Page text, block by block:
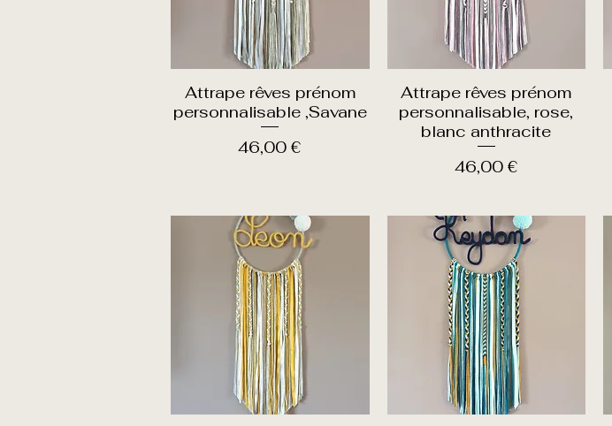
Aperçu rapide
Attrape rêves prénom
personnalisable ,Savane
Prix
46,00 €
Aperçu rapide
Attrape rêves prénom
personnalisable, rose,
blanc anthracite
Prix
46,00 €